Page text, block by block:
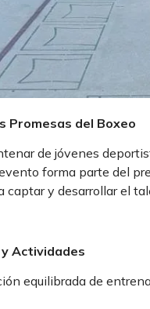
Promesas del Boxeo
de jóvenes
forma parte del
captar y desarrollar el
Actividades
equilibrada de